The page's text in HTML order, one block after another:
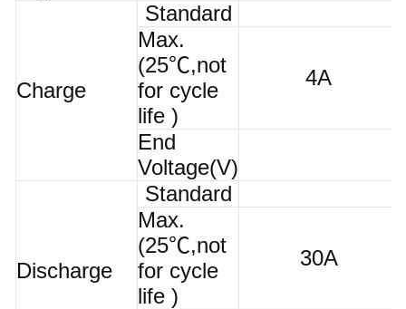
Charge
Standard
Max.
(25℃,not
for cycle
life )
4A
End
Voltage(V)
Discharge
Standard
Max.
(25℃,not
for cycle
life )
30A